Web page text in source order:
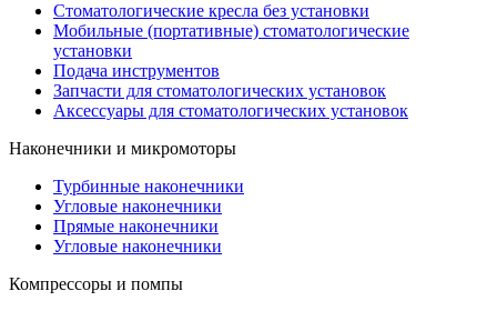
Стоматологические кресла без установки
Мобильные (портативные) стоматологические
установки
Подача инструментов
Запчасти для стоматологических установок
Аксессуары для стоматологических установок
Наконечники и микромоторы
Турбинные наконечники
Угловые наконечники
Прямые наконечники
Угловые наконечники
Компрессоры и помпы